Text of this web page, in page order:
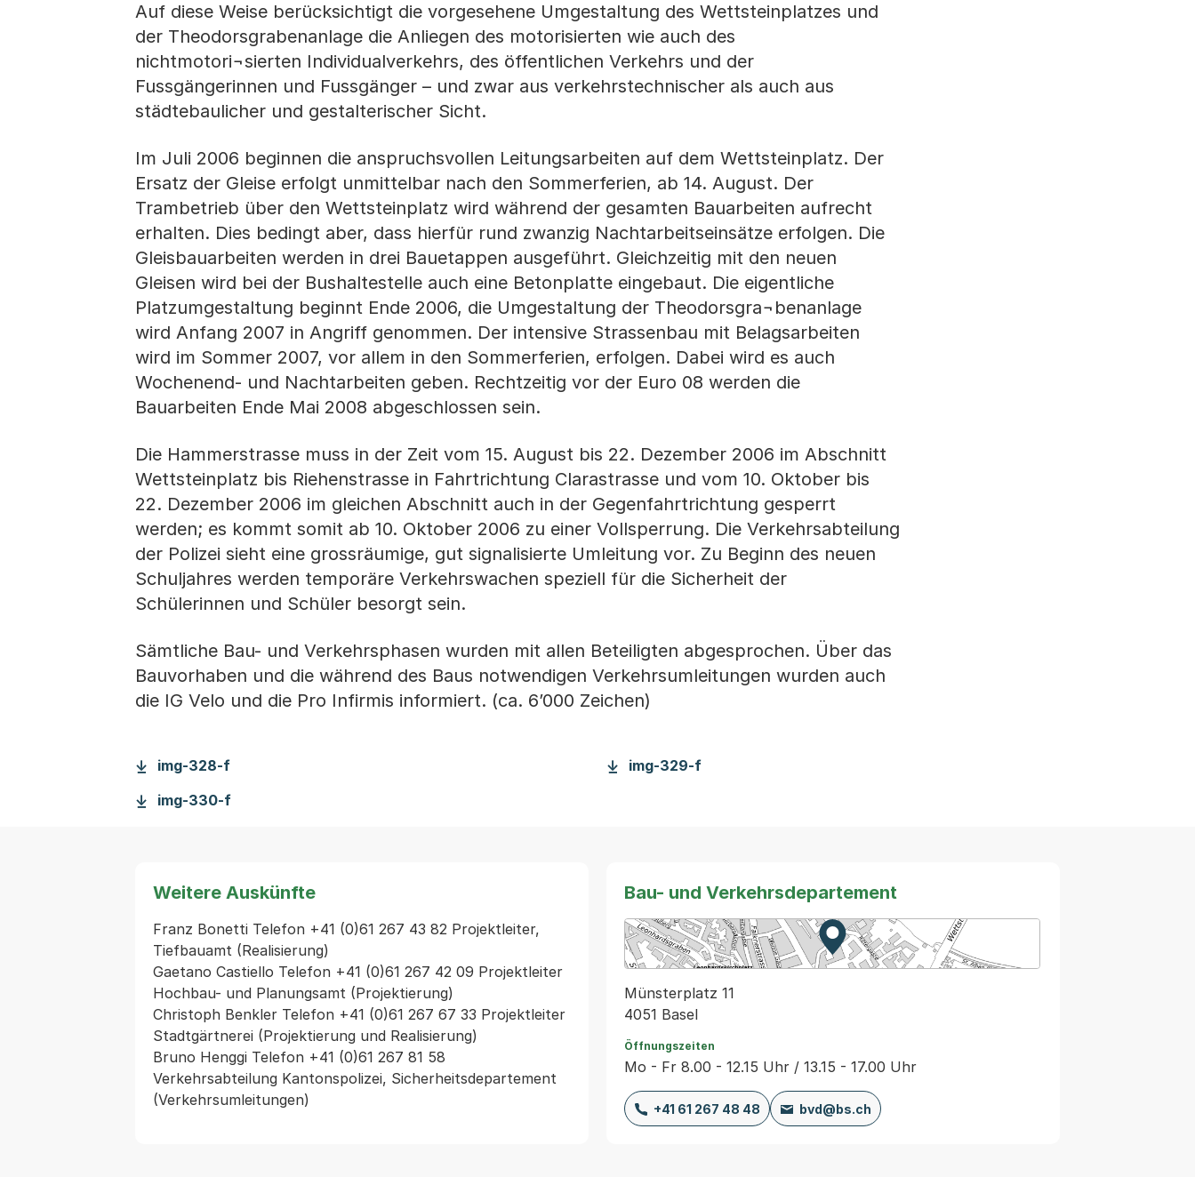
Auf diese Weise berücksichtigt die vorgesehene Umgestaltung des Wettsteinplatzes und
der Theodorsgrabenanlage die Anliegen des motorisierten wie auch des
nichtmotori¬sierten Individualverkehrs, des öffentlichen Verkehrs und der
Fussgängerinnen und Fussgänger – und zwar aus verkehrstechnischer als auch aus
städtebaulicher und gestalterischer Sicht.
Im Juli 2006 beginnen die anspruchsvollen Leitungsarbeiten auf dem Wettsteinplatz. Der
Ersatz der Gleise erfolgt unmittelbar nach den Sommerferien, ab 14. August. Der
Trambetrieb über den Wettsteinplatz wird während der gesamten Bauarbeiten aufrecht
erhalten. Dies bedingt aber, dass hierfür rund zwanzig Nachtarbeitseinsätze erfolgen. Die
Gleisbauarbeiten werden in drei Bauetappen ausgeführt. Gleichzeitig mit den neuen
Gleisen wird bei der Bushaltestelle auch eine Betonplatte eingebaut. Die eigentliche
Platzumgestaltung beginnt Ende 2006, die Umgestaltung der Theodorsgra¬benanlage
wird Anfang 2007 in Angriff genommen. Der intensive Strassenbau mit Belagsarbeiten
wird im Sommer 2007, vor allem in den Sommerferien, erfolgen. Dabei wird es auch
Wochenend- und Nachtarbeiten geben. Rechtzeitig vor der Euro 08 werden die
Bauarbeiten Ende Mai 2008 abgeschlossen sein.
Die Hammerstrasse muss in der Zeit vom 15. August bis 22. Dezember 2006 im Abschnitt
Wettsteinplatz bis Riehenstrasse in Fahrtrichtung Clarastrasse und vom 10. Oktober bis
22. Dezember 2006 im gleichen Abschnitt auch in der Gegenfahrtrichtung gesperrt
werden; es kommt somit ab 10. Oktober 2006 zu einer Vollsperrung. Die Verkehrsabteilung
der Polizei sieht eine grossräumige, gut signalisierte Umleitung vor. Zu Beginn des neuen
Schuljahres werden temporäre Verkehrswachen speziell für die Sicherheit der
Schülerinnen und Schüler besorgt sein.
Sämtliche Bau- und Verkehrsphasen wurden mit allen Beteiligten abgesprochen. Über das
Bauvorhaben und die während des Baus notwendigen Verkehrsumleitungen wurden auch
die IG Velo und die Pro Infirmis informiert. (ca. 6’000 Zeichen)
img-328-f
img-329-f
img-330-f
Weitere Auskünfte
Franz Bonetti Telefon +41 (0)61 267 43 82 Projektleiter,
Tiefbauamt (Realisierung)
Gaetano Castiello Telefon +41 (0)61 267 42 09 Projektleiter
Hochbau- und Planungsamt (Projektierung)
Christoph Benkler Telefon +41 (0)61 267 67 33 Projektleiter
Stadtgärtnerei (Projektierung und Realisierung)
Bruno Henggi Telefon +41 (0)61 267 81 58
Verkehrsabteilung Kantonspolizei, Sicherheitsdepartement
(Verkehrsumleitungen)
Bau- und Verkehrsdepartement
Zur Karte von MapBS.
Externer Link, wird in einem neuen Tab oder
Münsterplatz 11
4051 Basel
Öffnungszeiten
Mo - Fr 8.00 - 12.15 Uhr / 13.15 - 17.00 Uhr
+41 61 267 48 48 bvd@bs.ch